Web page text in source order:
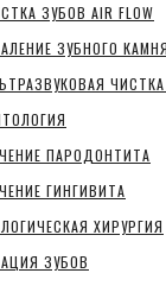
ЗУБОВ AIR FLOW
ЗУБНОГО КАМНЯ
ПАРОДОНТИТА
ГИНГИВИТА
ХИРУРГИЯ
ЗУБОВ